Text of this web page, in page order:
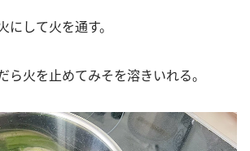
して火を通す。
火を止めてみそを溶きいれる。